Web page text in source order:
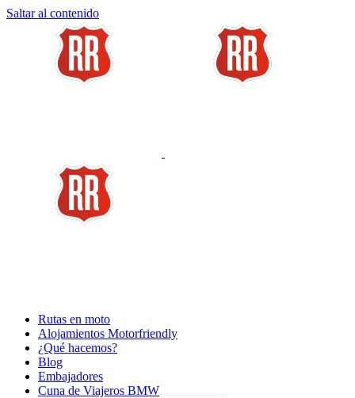
Saltar al contenido
Rutas en moto
Alojamientos Motorfriendly
¿Qué hacemos?
Blog
Embajadores
Cuna de Viajeros BMW